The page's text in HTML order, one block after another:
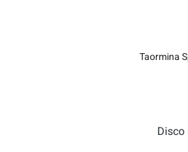
Taormina